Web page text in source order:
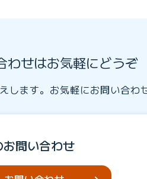
わせはお気軽にどうぞ
します。お気軽にお問い合わ
問い合わせ